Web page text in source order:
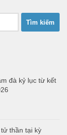
đà kỷ lục từ kết
thần tại kỳ